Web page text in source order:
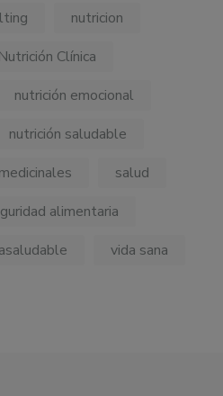
nutricion
Nutrición Clínica
nutrición emocional
nutrición saludable
salud
alimentaria
vida sana